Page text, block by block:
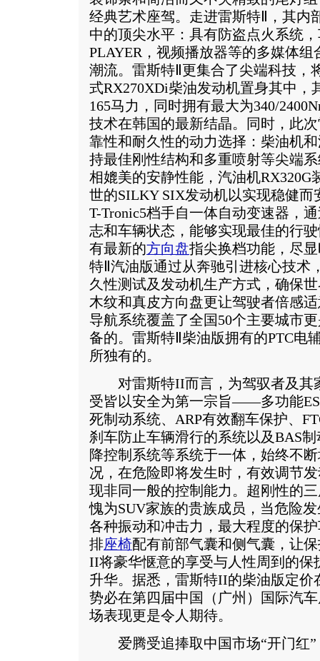
经典艺术座驾。走进雷斯特Ⅱ，其内
中的顶尖水平：具有防盗点火系统
PLAYER，视频播放器等的多媒体
潮流。雷斯特Ⅱ更集合了尖端科技，
式RX270XDi柴油发动机置身其中，
165马力，同时拥有最大为340/
技术在韩国的最新结晶。同时，此
靠性和耐久性的动力选择：柴油机
持最佳刚性结构和多重喷射等尖端
相媲美的安静性能，汽油机RX320G
世的SILKY SIX发动机以实现稳健
T-Tronic5档手自一体自动变速器，
志和车辆状态，能够实现最佳的行
有最新的方向盘指尖换档功能，尽
特Ⅱ汽油版通过从奔驰引进核心技术
久性测试及发动机生产方式，确保
木纹和真皮方向盘更让驾驶者倍感
导航系统覆盖了全国50个主要城市
备的。雷斯特Ⅱ柴油版拥有的PTC电
所独有的。
对雷斯特II而言，为驾驭者及其
受皆以安全为第一宗旨——多功能
死制动系统、ARP有效翻车保护、
刹车防止车辆滑行的系统以及BAS
降控制系统等系统于一体，始终不
况，在危险即将发生时，有效调节
现非同一般的控制能力。超刚性的
愧为SUV家族的贵族成员，当危险
各种振动和冲击力，最大程度的保
排座椅配有前部气囊和侧气囊，让
II将豪华惬意的享受与人性周到的保
升华。据悉，雷斯特II的柴油版定价
势必在第四届中国（广州）国际汽
场表现更是令人期待。
爱腾受追捧取中国市场“开门红”